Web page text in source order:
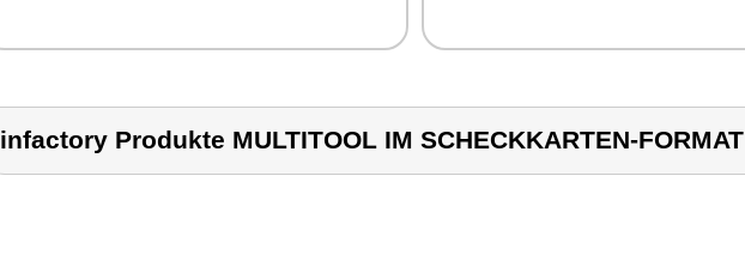
infactory Produkte MULTITOOL IM SCHECKKARTEN-FORMAT